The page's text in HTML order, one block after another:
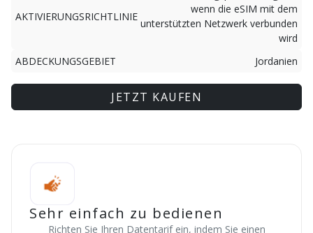
AKTIVIERUNGSRICHTLINIE
wenn die eSIM mit dem
unterstützten Netzwerk verbunden
wird
ABDECKUNGSGEBIET
Jordanien
JETZT KAUFEN
Sehr einfach zu bedienen
Richten Sie Ihren Datentarif ein, indem Sie einen